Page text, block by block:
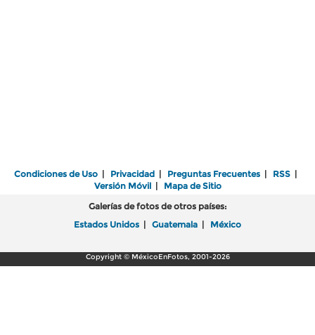
Condiciones de Uso | Privacidad | Preguntas Frecuentes | RSS |
Versión Móvil| Mapa de Sitio
Galerías de fotos de otros países:
Estados Unidos | Guatemala | México
Copyright © MéxicoEnFotos, 2001-2026